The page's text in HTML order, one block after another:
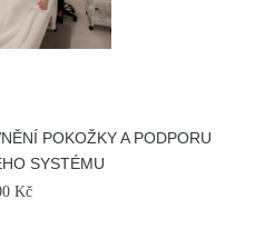
POKOŽKY A PODPORU
SYSTÉMU
Kč